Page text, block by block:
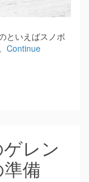
といえばスノボ
Continue
レン
備